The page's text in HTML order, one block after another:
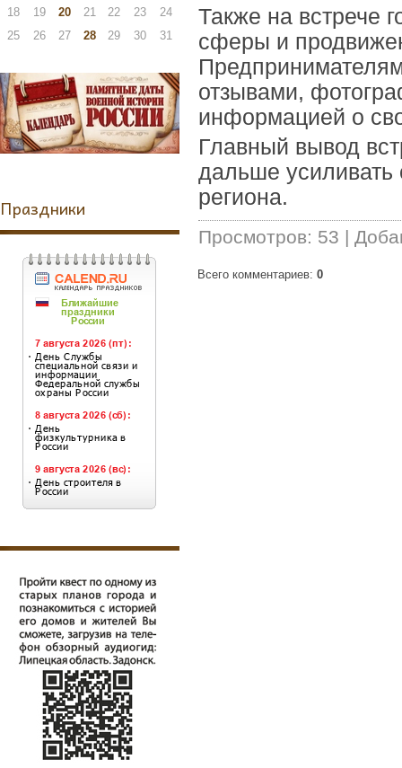
18
19 20 21 22 23
24
25
26 27 28 29 30 31
Праздники
Также на встрече
сферы и
отзывами,
информацией о
Главный вывод
дальше усиливать
региона.
Просмотров: 53 |
Всего комментариев: 0